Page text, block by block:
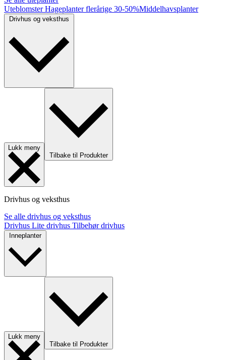
UteblomsterHageplanter flerårige 30-50%Middelhavsplanter
Lukk meny
Tilbake til Produkter
Drivhus og veksthus
Se alle drivhus og veksthus
Drivhus Lite drivhus Tilbehør drivhus
Inneplanter
Lukk meny
Tilbake til Produkter